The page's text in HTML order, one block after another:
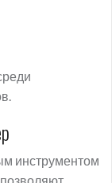
инструментом